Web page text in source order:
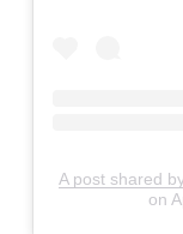
A post shared
on